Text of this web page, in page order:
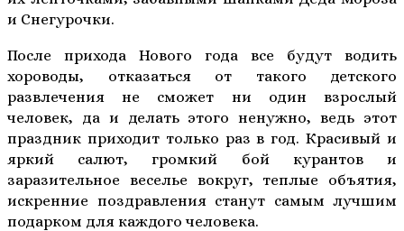
и Снегурочки.
После прихода Нового года все будут водить
хороводы, отказаться от такого детского
развлечения не сможет ни один взрослый
человек, да и делать этого ненужно, ведь этот
праздник приходит только раз в год. Красивый и
яркий салют, громкий бой курантов и
заразительное веселье вокруг, теплые объятия,
искренние поздравления станут самым лучшим
подарком для каждого человека.